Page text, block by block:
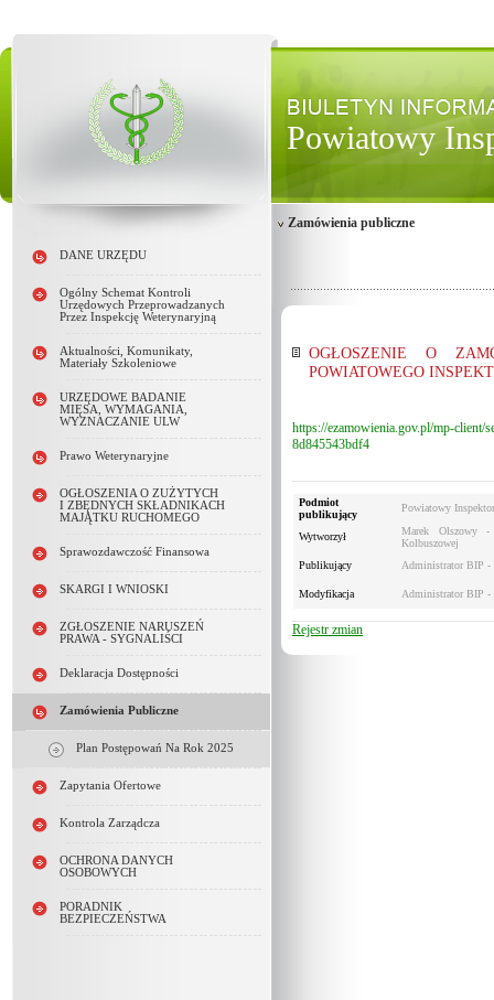
Powiatowy
DANE URZĘDU
Ogólny Schemat Kontroli
Urzędowych Przeprowadzanych
Przez Inspekcję Weterynaryjną
Aktualności, Komunikaty,
Materiały Szkoleniowe
URZĘDOWE BADANIE
MIĘSA, WYMAGANIA,
WYZNACZANIE ULW
Prawo Weterynaryjne
OGŁOSZENIA O ZUŻYTYCH
I ZBĘDNYCH SKŁADNIKACH
MAJĄTKU RUCHOMEGO
Sprawozdawczość Finansowa
SKARGI I WNIOSKI
ZGŁOSZENIE NARUSZEŃ
PRAWA - SYGNALIŚCI
Deklaracja Dostępności
Zamówienia Publiczne
Plan Postępowań Na Rok 2025
Zapytania Ofertowe
Kontrola Zarządcza
OCHRONA DANYCH
OSOBOWYCH
PORADNIK
BEZPIECZEŃSTWA
Zamówienia publiczne
OGŁOSZENIE O
POWIATOWEGO
https://ezamowienia.gov.pl/mp-client/
8d845543bdf4
Podmiot
publikujący
Powiatowy
Wytworzył
Marek Olszowy -
Kolbuszowej
Publikujący
Administrator BIP -
Modyfikacja Administrator BIP -
Rejestr zmian